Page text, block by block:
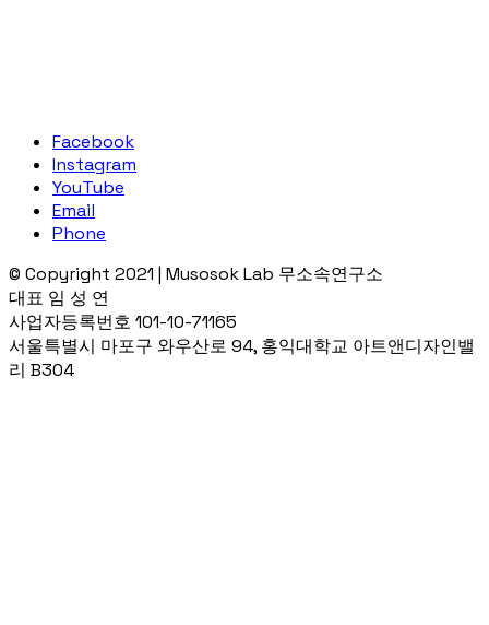
Facebook
Instagram
YouTube
Email
Phone
© Copyright 2021 | Musosok Lab 무소속연구소
대표 임 성 연
사업자등록번호 101-10-71165
서울특별시 마포구 와우산로 94, 홍익대학교 아트앤디자인밸
리 B304